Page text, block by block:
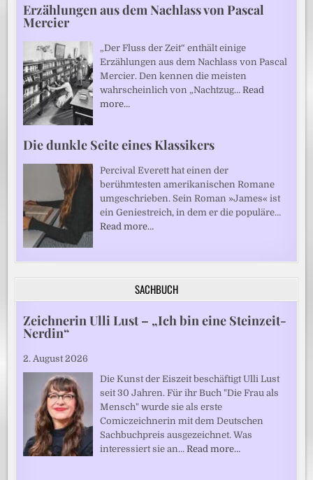
Erzählungen aus dem Nachlass von Pascal
Mercier
„Der Fluss der Zeit“ enthält einige
Erzählungen aus dem Nachlass von Pascal
Mercier. Den kennen die meisten
wahrscheinlich von „Nachtzug…Read
more…
Die dunkle Seite eines Klassikers
Percival Everett hat einen der
berühmtesten amerikanischen Romane
umgeschrieben. Sein Roman »James« ist
ein Geniestreich, in dem er die populäre…
Read more…
SACHBUCH
Zeichnerin Ulli Lust – „Ich bin eine Steinzeit-
Nerdin“
2. August 2026
Die Kunst der Eiszeit beschäftigt Ulli Lust
seit 30 Jahren. Für ihr Buch "Die Frau als
Mensch" wurde sie als erste
Comiczeichnerin mit dem Deutschen
Sachbuchpreis ausgezeichnet. Was
interessiert sie an…Read more…